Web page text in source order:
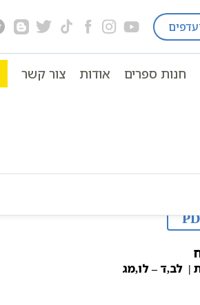
חנות ספרים אודות צור קשר
וישלח תורה תנ"ך מנוקד
| לב,ד – לו,מג